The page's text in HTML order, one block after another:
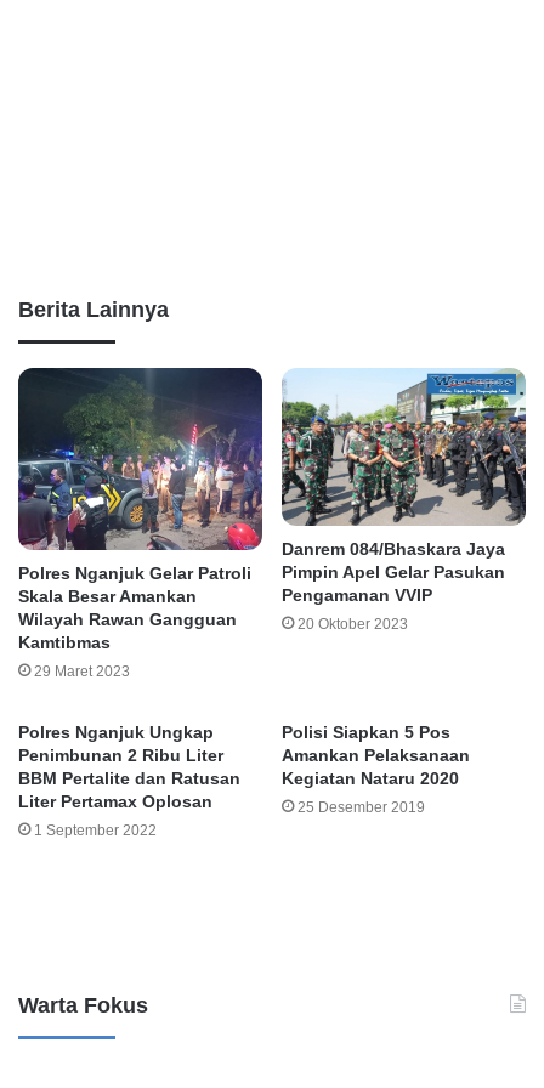
Berita Lainnya
Polres Nganjuk Gelar Patroli
Skala Besar Amankan
Wilayah Rawan Gangguan
Kamtibmas
29 Maret 2023
Danrem 084/Bhaskara Jaya
Pimpin Apel Gelar Pasukan
Pengamanan VVIP
20 Oktober 2023
Polres Nganjuk Ungkap
Penimbunan 2 Ribu Liter
BBM Pertalite dan Ratusan
Liter Pertamax Oplosan
1 September 2022
Polisi Siapkan 5 Pos
Amankan Pelaksanaan
Kegiatan Nataru 2020
25 Desember 2019
Warta Fokus